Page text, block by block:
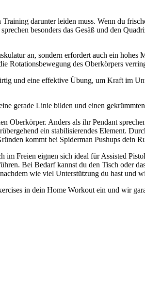
darunter leiden muss. Wenn du
besonders das Gesäß und den
an, sondern erfordert auch ein hohes
Rotationsbewegung des Oberkörpers
und eine effektive Übung, um Kraft im
gerade Linie bilden und einen
Oberkörper. Anders als ihr Pendant
ein stabilisierendes Element.
kommt bei Spiderman Pushups dein
Freien eignen sich ideal für Assisted
Bei Bedarf kannst du den Tisch oder
wie viel Unterstützung du hast und
in dein Home Workout ein und wir